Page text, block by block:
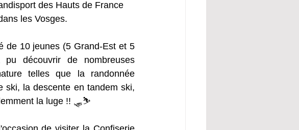
des Hauts de France
les Vosges.
de 10 jeunes (5 Grand-Est et 5
découvrir de nombreuses
telles que la randonnée
ski, la descente en tandem ski,
la luge !! 🛷⛷